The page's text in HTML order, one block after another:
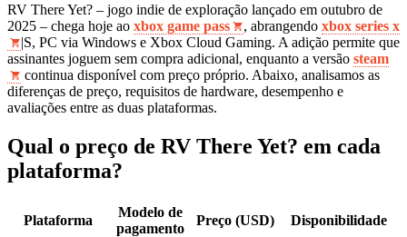
RV There Yet? – jogo indie de exploração lançado em outubro de
2025 – chega hoje ao xbox game pass , abrangendo xbox series x
|S, PC via Windows e Xbox Cloud Gaming. A adição permite que
assinantes joguem sem compra adicional, enquanto a versão steam
continua disponível com preço próprio. Abaixo, analisamos as
diferenças de preço, requisitos de hardware, desempenho e
avaliações entre as duas plataformas.
Qual o preço de RV There Yet? em cada
plataforma?
Plataforma
Modelo de
pagamento
Preço (USD)
Disponibilidade